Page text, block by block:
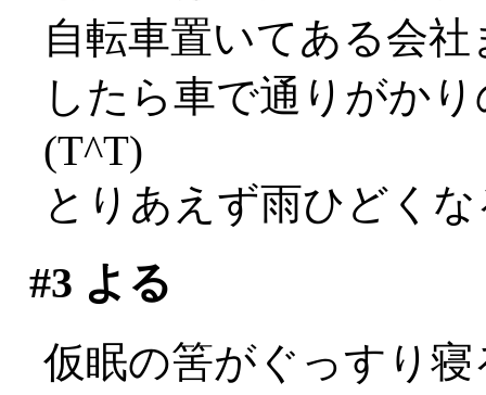
自転車置いてある会
したら車で通りがか
(T^T)
とりあえず雨ひどく
#3 よる
仮眠の筈がぐっすり